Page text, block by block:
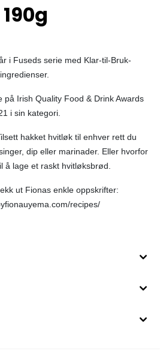
190g
i Fuseds serie med Klar-til-Bruk-
ingredienser.
på Irish Quality Food & Drink Awards
i sin kategori.
hakket hvitløk til enhver rett du
dip eller marinader. Eller hvorfor
å lage et raskt hvitløksbrød.
ut Fionas enkle oppskrifter:
recipes/